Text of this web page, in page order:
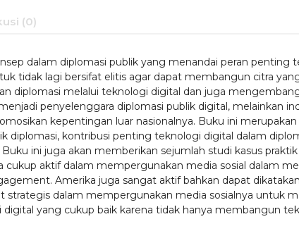
(0)
dalam diplomasi publik yang menandai peran
tidak lagi bersifat elitis agar dapat membangun citra
diplomasi melalui teknologi digital dan juga
penyelenggara diplomasi publik digital, melainkan
kepentingan luar nasionalnya. Buku ini
diplomasi, kontribusi penting teknologi digital dalam
ini juga akan memberikan sejumlah studi kasus
cukup aktif dalam mempergunakan media sosial dalam
Amerika juga sangat aktif bahkan dapat
strategis dalam mempergunakan media sosialnya untuk
yang cukup baik karena tidak hanya membangun